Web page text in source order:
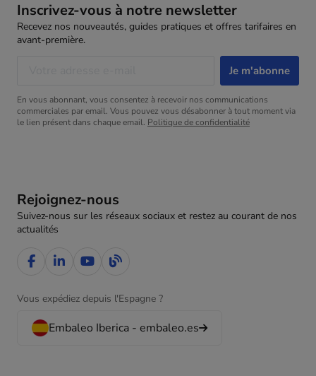
Rejoignez-nous
Suivez-nous sur les réseaux sociaux et restez au courant de nos
actualités
Vous expédiez depuis l'Espagne ?
Embaleo Iberica - embaleo.es
Inscrivez-vous à notre newsletter
Recevez nos nouveautés, guides pratiques et offres tarifaires en
avant-première.
En vous abonnant, vous consentez à recevoir nos communications
commerciales par email. Vous pouvez vous désabonner à tout moment via
le lien présent dans chaque email. Politique de confidentialité